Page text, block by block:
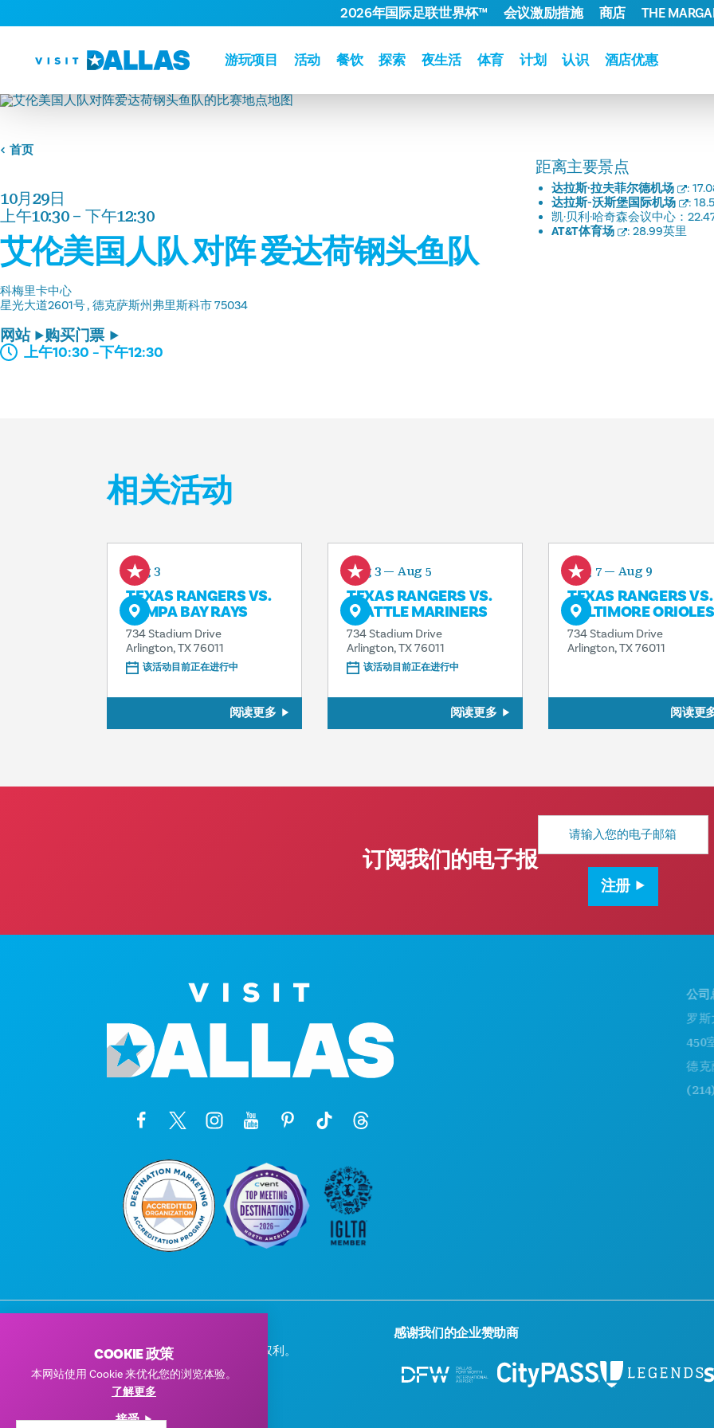
跳转到内容
游玩项目 活动 餐饮 探索 夜生活 体育 计划 认识 酒店优惠
2026年国际足联世界杯™ 会议激励措施 商店 THE
首页
10月29日
上午10:30 – 下午12:30
艾伦美国人队 对阵 爱达荷钢头鱼队
科梅里卡中心
星光大道2601号 德克萨斯州弗里斯科市 75034
网站 购买门票
上午10:30 –下午12:30
距离主要景点
达拉斯·拉夫菲尔德机场 :
达拉斯-沃斯堡国际机场
:
凯·贝利·哈奇森会议中心：
AT&T体育场
: 28.99英里
相关活动
Aug 3
TEXAS RANGERS VS.
TAMPA BAY RAYS
734 Stadium Drive
Arlington, TX 76011
该活动目前正在进行中
阅读更多
Aug 3 — Aug 5
TEXAS RANGERS VS.
SEATTLE MARINERS
734 Stadium Drive
Arlington, TX 76011
该活动目前正在进行中
阅读更多
Aug 7 — Aug 9
TEXAS RANGERS VS.
BALTIMORE ORIOLES
734 Stadium Drive
Arlington, TX 76011
阅读更
订阅我们的电子报
电
箱
地
注册
公司总部
罗斯大道
450室
德克萨斯
(214)
感谢我们的企业赞助商
© 2026 Visit Dallas。保留所有权利。
隐私政策 使用条款
COOKIE 政策
本网站使用 Cookie 来优化您的浏览体验。
了解更多
接受